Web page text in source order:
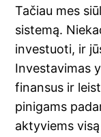
Tačiau mes
sistemą.
investuoti, ir
Investavimas
finansus ir
pinigams
aktyviems